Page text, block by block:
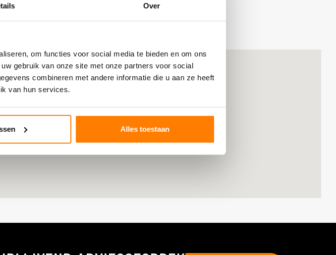
Over
om functies voor social media te bieden en om ons
gebruik van onze site met onze partners voor social
combineren met andere informatie die u aan ze heeft
van hun services.
Alles toestaan